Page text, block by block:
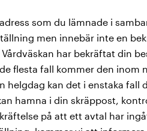
som du lämnade i
men innebär inte en
har bekräftat din
flesta fall kommer den inom
helgdag kan det i enstaka fall
hamna i din skräppost,
på att ett avtal har